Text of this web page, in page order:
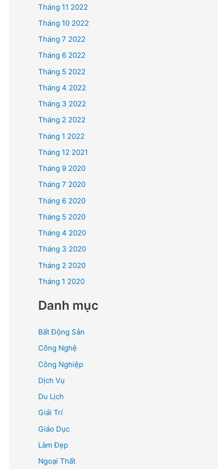
Tháng 11 2022
Tháng 10 2022
Tháng 7 2022
Tháng 6 2022
Tháng 5 2022
Tháng 4 2022
Tháng 3 2022
Tháng 2 2022
Tháng 1 2022
Tháng 12 2021
Tháng 9 2020
Tháng 7 2020
Tháng 6 2020
Tháng 5 2020
Tháng 4 2020
Tháng 3 2020
Tháng 2 2020
Tháng 1 2020
Danh mục
Bất Động Sản
Công Nghệ
Công Nghiệp
Dịch Vụ
Du Lịch
Giải Trí
Giáo Dục
Làm Đẹp
Ngoại Thất